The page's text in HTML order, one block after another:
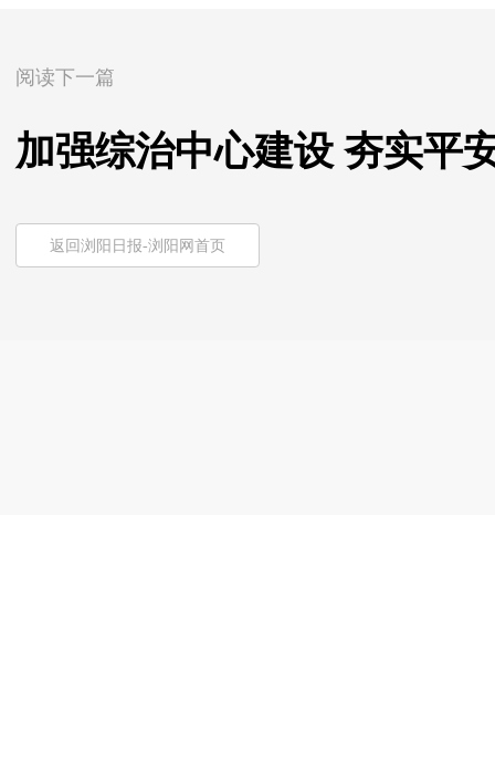
阅读下一篇
加强综治中心建设 夯实平
返回浏阳日报-浏阳网首页